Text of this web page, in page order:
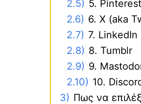
2.5) 5. Pinterest
2.6) 6. X (aka
2.7) 7. LinkedIn
2.8) 8. Tumblr
2.9) 9.
2.10) 10.
3) Πως να